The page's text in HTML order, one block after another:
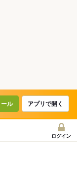
ル アプリで開く
ログイン